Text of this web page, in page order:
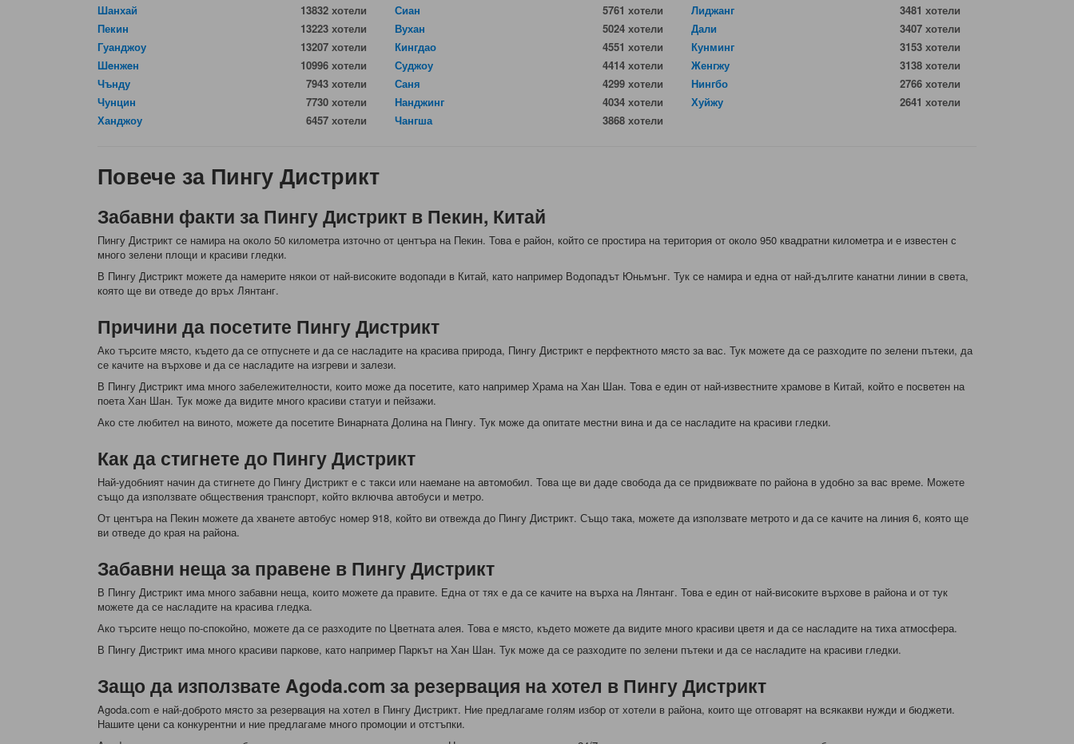
Шанхай
13832 хотели
Пекин
13223 хотели
Гуанджоу
13207 хотели
Шeнжeн
10996 хотели
Чънду
7943 хотели
Чунцин
7730 хотели
Ханджоу
6457 хотели
Сиан
5761 хотели
Вухан
5024 хотели
Кингдао
4551 хотели
Суджоу
4414 хотели
Саня
4299 хотели
Нанджинг
4034 хотели
Чангша
3868 хотели
Лиджанг
3481 хотели
Дали
3407 хотели
Кунминг
3153 хотели
Женгжу
3138 хотели
Нингбо
2766 хотели
Хуйжу
2641 хотели
Повече за Пингу Дистрикт
Забавни факти за Пингу Дистрикт в Пекин, Китай
Пингу Дистрикт се намира на около 50 километра източно от центъра на Пекин. Това е район, който се простира на територия от около 950 квадратни километра и е известен с
много зелени площи и красиви гледки.
В Пингу Дистрикт можете да намерите някои от най-високите водопади в Китай, като например Водопадът Юньмънг. Тук се намира и една от най-дългите канатни линии в света,
която ще ви отведе до връх Лянтанг.
Причини да посетите Пингу Дистрикт
Ако търсите място, където да се отпуснете и да се насладите на красива природа, Пингу Дистрикт е перфектното място за вас. Тук можете да се разходите по зелени пътеки, да
се качите на върхове и да се насладите на изгреви и залези.
В Пингу Дистрикт има много забележителности, които може да посетите, като например Храма на Хан Шан. Това е един от най-известните храмове в Китай, който е посветен на
поета Хан Шан. Тук може да видите много красиви статуи и пейзажи.
Ако сте любител на виното, можете да посетите Винарната Долина на Пингу. Тук може да опитате местни вина и да се насладите на красиви гледки.
Как да стигнете до Пингу Дистрикт
Най-удобният начин да стигнете до Пингу Дистрикт е с такси или наемане на автомобил. Това ще ви даде свобода да се придвижвате по района в удобно за вас време. Можете
също да използвате обществения транспорт, който включва автобуси и метро.
От центъра на Пекин можете да хванете автобус номер 918, който ви отвежда до Пингу Дистрикт. Също така, можете да използвате метрото и да се качите на линия 6, която ще
ви отведе до края на района.
Забавни неща за правене в Пингу Дистрикт
В Пингу Дистрикт има много забавни неща, които можете да правите. Една от тях е да се качите на върха на Лянтанг. Това е един от най-високите върхове в района и от тук
можете да се насладите на красива гледка.
Ако търсите нещо по-спокойно, можете да се разходите по Цветната алея. Това е място, където можете да видите много красиви цветя и да се насладите на тиха атмосфера.
В Пингу Дистрикт има много красиви паркове, като например Паркът на Хан Шан. Тук може да се разходите по зелени пътеки и да се насладите на красиви гледки.
Защо да използвате Agoda.com за резервация на хотел в Пингу Дистрикт
Agoda.com е най-доброто място за резервация на хотел в Пингу Дистрикт. Ние предлагаме голям избор от хотели в района, които ще отговарят на всякакви нужди и бюджети.
Нашите цени са конкурентни и ние предлагаме много промоции и отстъпки.